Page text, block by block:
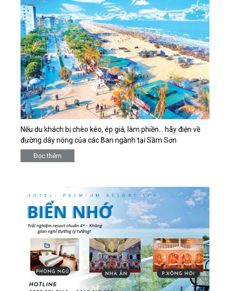
Nếu du khách bị chèo kéo, ép giá, làm phiền… hãy điện về
đường dây nóng của các Ban ngành tại Sầm Sơn
Đọc thêm